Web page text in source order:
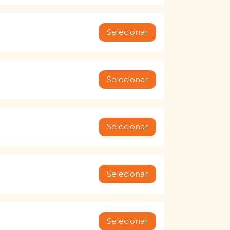
Selecionar
Selecionar
Selecionar
Selecionar
Selecionar